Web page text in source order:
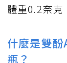
體重0.2奈克
什麼是雙
瓶？